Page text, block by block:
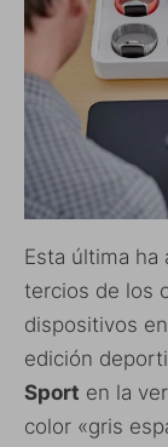
Esta última ha
tercios de los
dispositivos
edición
Sport en la
color «gris